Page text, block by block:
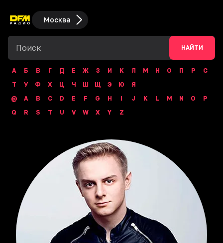
Москва
НАЙТИ
А Б В Г Д Е Ж З И К Л М Н О П Р
С
Т
У Ф Х Ц Ч Ш Щ Э Ю
Я
@
A B C D E F G H I J K L M N O
P
Q
R S T U V W X Y Z